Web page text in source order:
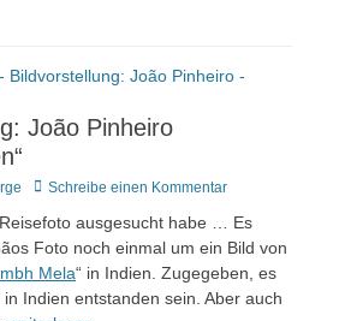
João Pinheiro
Schreibe einen Kommentar
ausgesucht habe … Es
Foto noch einmal um ein Bild von
Mela“ in Indien. Zugegeben, es
Indien entstanden sein. Aber auch